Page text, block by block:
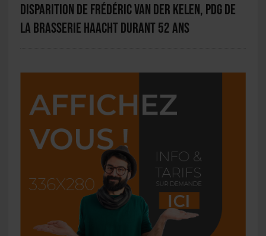
Disparition de Frédéric van der Kelen, PDG de
la Brasserie Haacht durant 52 ans